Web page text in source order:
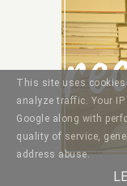
This site uses
analyze traffic. Your
Google along with
quality of service,
address abuse.